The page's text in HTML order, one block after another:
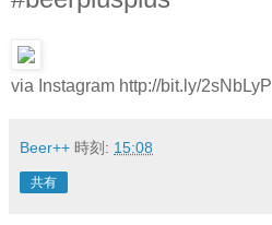
via Instagram http://bit.ly/2sNbLyP
Beer++ 時刻: 15:08
共有